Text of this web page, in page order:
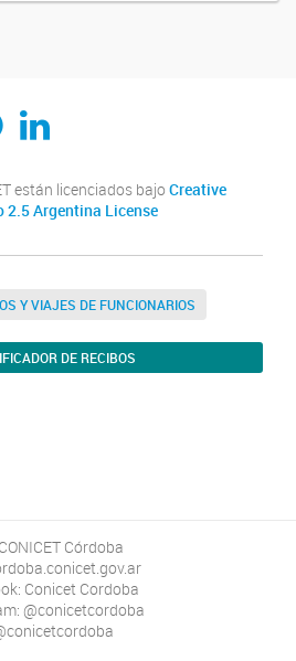
Linkedin
están licenciados bajo Creative
2.5 Argentina License
Y VIAJES DE FUNCIONARIOS
DE RECIBOS
Córdoba
Conicet Cordoba
@conicetcordoba